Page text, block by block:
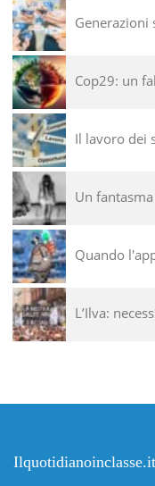
Generazioni
Cop29: un
Il lavoro dei
Un
Quando
L’Ilva:
Ilquotidianoinclasse.it